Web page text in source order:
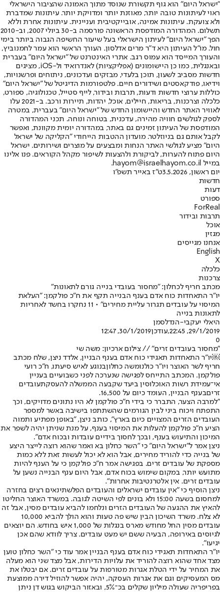
"ישראל היום" הוא גוף תקשורת שנוסד מתוך האמונה שהציבור הישראלי
ראוי לעיתונות טובה יותר, מאוזנת יותר ומדויקת יותר. עיתונות שמדברת
ולא צועקת. עיתונות אמינה, אובייקטיבית ועניינית. עיתונות אחרת וללא
תשלום. המהדורה המודפסת הראשונה פורסמה ב-30 ביולי 2007, וב-2010
הפך "ישראל היום" לעיתון הישראלי בעל שיעור החשיפה הגבוה ביותר בימי
חול. מו"ל העיתון היא ד"ר מרים אדלסון. העורך הראשי הוא עמר לחמנוביץ,
והעורך המייסד הוא עמוס רגב. אתרי האינטרנט של "ישראל היום" בעברית
ובאנגלית, כמו כן היישומונים (אפליקציות) לאנדרואיד ול-iOS, מציגים
חדשות מסביב לשעון, תוכן בלעדי, מבזקים ועדכונים, ניתוחים ופרשנויות,
וידיאו, פודקאסטים ושידורים חיים. פלטפורמות הדיגיטל של "ישראל היום"
כוללות ערוצי חדשות ודעות, תרבות ובידור, לייף סטייל, טכנולוגיה, ספורט,
כלכלה וצרכנות, בריאות, חיילים, אוכל, יהדות, תיירות ורכב. ב-2021 עלו
לאוויר האתר החדש והיישומון החדש של "ישראל היום" בעברית, במטרה
לספק לגולשים חוויה מהירה, עדכנית, בטוחה ונוחה. תכני המהדורה
המודפסת של העיתון זמינים גם באתר, במהדורה יומית מקוונת, ואפשר
לקבל אותם גם בניוזלטר. מועדון ההטבות הייחודי "הקליקה של ישראל
היום" מציע לגולשי האתר הנחות ומבצעים על מוצרים ושירותים. ישראל
היום פתוח להערות, לביקורת ולהצעות לשיפור מקהל הקוראים. פנו אלינו
במייל hayom@israelhayom.co.il.
יום ראשון, 3.5.2026
ט"ז באייר תשפ"ו
חדשות
דעות
ספורט
ForReal
תרבות ובידור
אוכל
מגזין
אנחנו מגייסים
English
X
כלכלה
צרכנות
מכתב חריף לכחלון: "מחסור בעובדי בנייה גורם לתאונות"
יו"ר התאחדות כוח אדם בענף הבנייה תקף את ח"כ פולקמן: "העלאת
המיסוי על עובדים תגרור עליית מחירים" • 11 נחקרו בחשד לאחריות
לתאונות בנייה
היאלי יעקבי-הנדלסמן
29/1/2019, 22:45
,עודכן30/1/2019, 12:47
0
"מחסור בעובדים זרים" // צילום ארכיון: משה שי
￼יו"ר התאחדות תאגידי כוח אדם בענף הבניין, אלדד ניצן, שלח מכתב
חריף לשר האוצר ויו"ר כולנומשה כחלוןבנוגע לאיש סיעתו, ח"כ רועי
פולקמן. המכתב התייחס לפגישה שנערכה לפני כשבועיים בעניין
אי־עמידת רשות האוכלוסין ביעד שקבעה הממשלה להעסקתעובדים
זריםבענף הבניין, העומד כיום על 16,500.
"למרבה הצער, התברר כי בידי ח"כ פולקמן לא היו נתונים מדויקים, וכך
התפתח ויכוח ביני לבין הגורמים שהשתתפו בישיבה באשר למספר
העובדים הזרים המצויים כיום בארץ", כותב ניצן, "באופן מפתיע ותמוה
הציע ח"כ פולקמן להעלות את המיסוי בענף, על מנת שניתן יהיה לשפר את
המיכון והתיעוש בענף, ובכך לחסוך בידיים עובדות ובכוח אדם".
ניצן אמר ל"ישראל היום" כי "השר כחלון בא ואמר שהוא רוצה לייצר היצע
של בנייה כדי להוריד מחירים, אבל הוא לא יכול לעשות זאת ללא כמות
מספקת של עובדים זרים. בפגישה אמר ח"כ פולקמן כי על הענף להיות
מתועש יותר, במקום שימוש בכוח אדם, אבל היום ענף הבנייה נשען על
עובדים זרים. אין אלטרנטיבות אחרות".
ניצן הוסיף כי "אין עובדים ישראלים והעובדים הפלשתינאים רצים בחזרה
למחסום בשעה 15:00 ולא בונים לפי השיטה לגובה. במשרד האוצר החליטו
להאיץ את ההגעה של העובדים הזרים ונלחמו להביא עובדים מסין, אבל זה
לא צלח. משרד השיכון הבין שיש פה טעות והוא הולך להביא 10,000
עובדים מסין החל מחודש מארס בנגלות של 1,000 איש בחודש. הם יוצאים
לגיוסים באירופה, הבעיה ששם יש מעט עובדים. צריך לוודא שהם אכן
יגיעו".
יו"ר התאחדות תאגידי כוח אדם בענף הבניין אמר עוד כי "השר כחלון טוען
מצד אחד שהוא רוצה להוריד את עלויות הדירות, אבל מצד שני הוא מעלה
את המחיר על ידי הטלת אגרות מטורפות על עובדים זרים. אם יבטלו את
מס המעסיקים וגם את אגרות העסקה, יהיה אפשר להוזיל דירה ממוצעת
בפריפריה שעולה מיליון שקלים בכ־5%, ובאזור הביקוש בגוש דן ניתן